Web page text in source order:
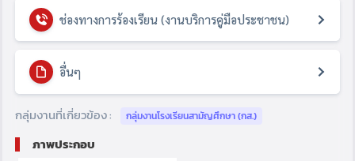
ช่องทางการร้องเรียน (งานบริการคู่มือประชาชน)
อื่นๆ
กลุ่มงานที่เกี่ยวข้อง : กลุ่มงานโรงเรียนสามัญศึกษา (กส.)
ภาพประกอบ